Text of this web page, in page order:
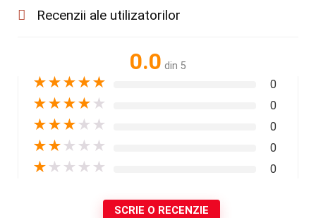
Recenzii ale utilizatorilor
0.0 din 5
★★★★★ 0
★★★★ ★ 0
★★★ ★ ★ 0
★★ ★ ★ ★ 0
★ ★ ★ ★ ★ 0
SCRIE O RECENZIE